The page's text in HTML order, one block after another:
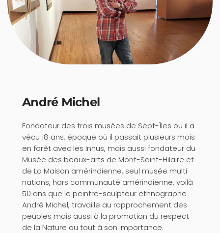
André Michel
Fondateur des trois musées de Sept-Îles ou il a
vécu 18 ans, époque où il passait plusieurs mois
en forêt avec les Innus, mais aussi fondateur du
Musée des beaux-arts de Mont-Saint-Hilaire et
de La Maison amérindienne, seul musée multi
nations, hors communauté amérindienne, voilà
50 ans que le peintre-sculpteur ethnographe
André Michel, travaille au rapprochement des
peuples mais aussi à la promotion du respect
de la Nature ou tout à son importance.